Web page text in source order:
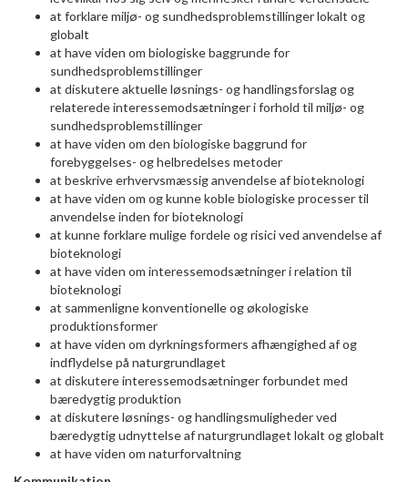
at forklare miljø- og sundhedsproblemstillinger lokalt og
globalt
at have viden om biologiske baggrunde for
sundhedsproblemstillinger
at diskutere aktuelle løsnings- og handlingsforslag og
relaterede interessemodsætninger i forhold til miljø- og
sundhedsproblemstillinger
at have viden om den biologiske baggrund for
forebyggelses- og helbredelses metoder
at beskrive erhvervsmæssig anvendelse af bioteknologi
at have viden om og kunne koble biologiske processer til
anvendelse inden for bioteknologi
at kunne forklare mulige fordele og risici ved anvendelse af
bioteknologi
at have viden om interessemodsætninger i relation til
bioteknologi
at sammenligne konventionelle og økologiske
produktionsformer
at have viden om dyrkningsformers afhængighed af og
indflydelse på naturgrundlaget
at diskutere interessemodsætninger forbundet med
bæredygtig produktion
at diskutere løsnings- og handlingsmuligheder ved
bæredygtig udnyttelse af naturgrundlaget lokalt og globalt
at have viden om naturforvaltning